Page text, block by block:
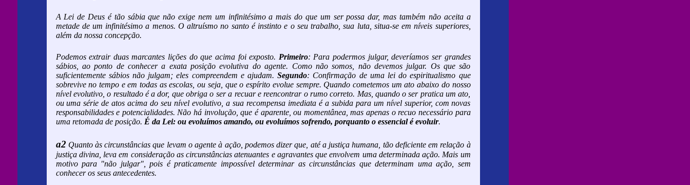
A Lei de Deus é tão sábia que não exige nem um infinitésimo a mais do que um ser possa dar, mas também não aceita a
metade de um infinitésimo a menos. O altruísmo no santo é instinto e o seu trabalho, sua luta, situa-se em níveis superiores,
além da nossa concepção.
Podemos extrair duas marcantes lições do que acima foi exposto. Primeiro: Para podermos julgar, deveríamos ser grandes
sábios, ao ponto de conhecer a exata posição evolutiva do agente. Como não somos, não devemos julgar. Os que são
suficientemente sábios não julgam; eles compreendem e ajudam.Segundo: Confirmação de uma lei do espiritualismo que
sobrevive no tempo e em todas as escolas, ou seja, que o espírito evolue sempre. Quando cometemos um ato abaixo do nosso
nível evolutivo, o resultado é a dor, que obriga o ser a recuar e reencontrar o rumo correto. Mas, quando o ser pratica um ato,
ou uma série de atos acima do seu nível evolutivo, a sua recompensa imediata é a subida para um nível superior, com novas
responsabilidades e potencialidades. Não há involução, que é aparente, ou momentânea, mas apenas o recuo necessário para
uma retomada de posição. É da Lei: ou evoluímos amando, ou evoluímos sofrendo, porquanto o essencial é evoluir.
a2 Quanto às circunstâncias que levam o agente à ação, podemos dizer que, até a justiça humana, tão deficiente em relação à
justiça divina, leva em consideração as circunstâncias atenuantes e agravantes que envolvem uma determinada ação. Mais um
motivo para "não julgar", pois é praticamente impossível determinar as circunstâncias que determinam uma ação, sem
conhecer os seus antecedentes.